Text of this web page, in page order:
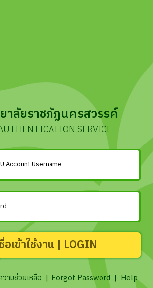
าลัยราชภัฏนครสวรรค์
SERVICE
Account Username
อเข้าใช้งาน | LOGIN
ามช่วยเหลือ | Forgot Password | Help